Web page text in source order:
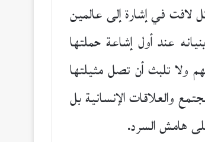
لافت في إشارة إلى عالمين
عند أول إشاعة حملتها
ولا تلبث أن تصل مثيلتها
والعلاقات الإنسانية بل
هامش السرد.